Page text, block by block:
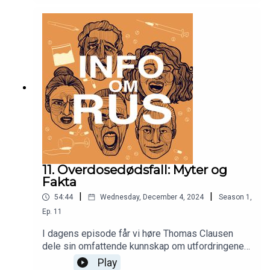
forklarer hvordan benzodiazepiner påvirker det
sentrale nervesystemet og brukes til behandling
av tilstander som angst, søvnproblemer og
epilepsi. Samtidig belyser han hvordan
toleranseutvikling kan føre til behov for stadig
høyere doser, og hvordan abrupt seponering kan
utløse krevende abstinenssymptomer.
11. Overdosedødsfall: Myter og
Fakta
54:44 | Wednesday, December 4, 2024 | Season 1 ,
Ep. 11
I dagens episode får vi høre Thomas Clausen
dele sin omfattende kunnskap om utfordringene
knyttet til rusavhengighet, med et særlig fokus på
Play